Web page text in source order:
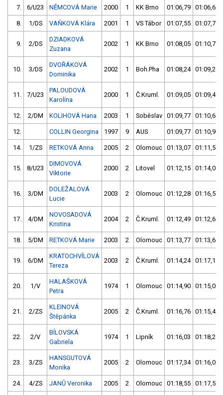
7. 6/U23 NĚMCOVÁ Marie 2000 1 KK Brno 01:06,79 01:06,69
8. 1/DS VAŇKOVÁ Klára 2001 1 VS Tábor 01:07,55 01:07,75
9. 2/DS
DZIADKOVÁ
Zuzana
2002 1 KK Brno 01:08,05 01:10,75
10. 3/DS
DVOŘÁKOVÁ
Dominika
2002 1 Boh.Pha 01:08,24 01:09,28
11. 7/U23
PALOUDOVÁ
Karolína
2000 1 Č.Kruml. 01:09,05 01:09,47
12. 2/DM KOLIHOVÁ Hana 2003 1 Soběslav 01:09,77 01:10,66
12. COLLIN Georgina 1997 9 AUS 01:09,77 01:10,99
14. 1/ZS RETKOVÁ Anna 2005 2 Olomouc 01:13,07 01:11,55
15. 8/U23
DIMOVOVÁ
Viktorie
2000 2 Litovel 01:12,15 01:14,03
16. 3/DM
DOLEŽALOVÁ
Lucie
2003 2 Olomouc 01:12,28 01:16,57
17. 4/DM
NOVOSADOVÁ
Kristina
2004 2 Č.Kruml. 01:12,49 01:12,62
18. 5/DM RETKOVÁ Marie 2003 2 Olomouc 01:13,77 01:13,63
19. 6/DM
KRATOCHVÍLOVÁ
Tereza
2003 2 Č.Kruml. 01:14,24 01:17,16
20. 1/V
HALAŠKOVÁ
Petra
1974 1 Olomouc 01:14,90 01:15,04
21. 2/ZS
KLEINOVÁ
Štěpánka
2005 2 Č.Kruml. 01:16,76 01:15,45
22. 2/V
BÍLOVSKÁ
Gabriela
1974 1 Lipník 01:16,03 01:18,22
23. 3/ZS
HANSGUTOVÁ
Monika
2005 2 Olomouc 01:17,34 01:16,09
24. 4/ZS JANŮ Veronika 2005 2 Olomouc 01:18,55 01:17,56